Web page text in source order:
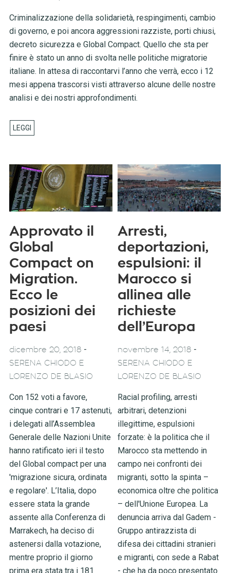
Criminalizzazione della solidarietà, respingimenti, cambio
di governo, e poi ancora aggressioni razziste, porti chiusi,
decreto sicurezza e Global Compact. Quello che sta per
finire è stato un anno di svolta nelle politiche migratorie
italiane. In attesa di raccontarvi l’anno che verrà, ecco i 12
mesi appena trascorsi visti attraverso alcune delle nostre
analisi e dei nostri approfondimenti.
Approvato il
Global
Compact on
Migration.
Ecco le
posizioni dei
paesi
dicembre 20, 2018 -
SERENA CHIODO E
LORENZO DE BLASIO
Con 152 voti a favore,
cinque contrari e 17 astenuti,
i delegati all’Assemblea
Generale delle Nazioni Unite
hanno ratificato ieri il testo
del Global compact per una
'migrazione sicura, ordinata
e regolare'. L’Italia, dopo
essere stata la grande
assente alla Conferenza di
Marrakech, ha deciso di
astenersi dalla votazione,
mentre proprio il giorno
prima era stata tra i 181
Arresti,
deportazioni,
espulsioni: il
Marocco si
allinea alle
richieste
dell’Europa
novembre 14, 2018 -
SERENA CHIODO E
LORENZO DE BLASIO
Racial profiling, arresti
arbitrari, detenzioni
illegittime, espulsioni
forzate: è la politica che il
Marocco sta mettendo in
campo nei confronti dei
migranti, sotto la spinta –
economica oltre che politica
– dell'Unione Europea. La
denuncia arriva dal Gadem -
Gruppo antirazzista di
difesa dei cittadini stranieri
e migranti, con sede a Rabat
- che ha da poco presentato